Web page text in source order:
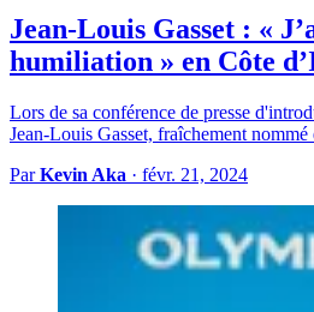
Jean-Louis Gasset : «
humiliation » en Côte
Lors de sa conférence de presse
Jean-Louis Gasset, fraîchement
ParKevin Aka · févr. 21, 2024